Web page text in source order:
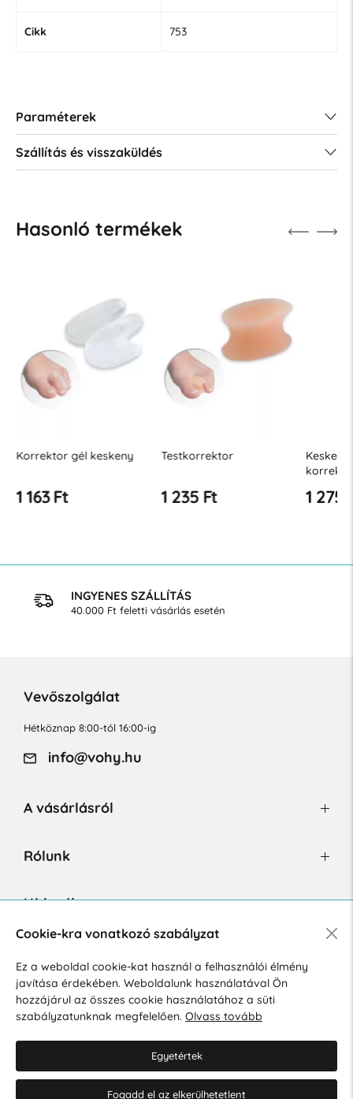
Cikk 753
Paraméterek
Szállítás és visszaküldés
Hasonló termékek
Korrektor gél keskeny
1 163 Ft
Testkorrektor
1 235 Ft 1 275
INGYENES SZÁLLÍTÁS
40.000 Ft feletti vásárlás esetén
Vevőszolgálat
Hétköznap 8:00-tól 16:00-ig
info@vohy.hu
A vásárlásról
Rólunk
Hírlevél
Hozzájárulok a személyes adatok marketing célú kezeléséhez.
Személyes adatok védelmére vonatkozó szabályzat.
Cookie-kra vonatkozó szabályzat
Ez a weboldal cookie-kat használ a felhasználói élmény
javítása érdekében. Weboldalunk használatával Ön
hozzájárul az összes cookie használatához a süti
szabályzatunknak megfelelően. Olvass tovább
Egyetértek
Fogadd el az elkerülhetetlent